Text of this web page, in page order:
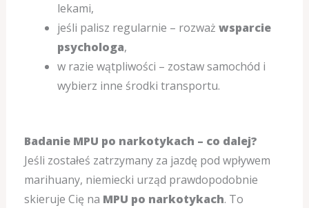
lekami,
jeśli palisz regularnie – rozważ wsparcie
psychologa,
w razie wątpliwości – zostaw samochód i
wybierz inne środki transportu.
Badanie MPU po narkotykach – co dalej?
Jeśli zostałeś zatrzymany za jazdę pod wpływem
marihuany, niemiecki urząd prawdopodobnie
skieruje Cię na MPU po narkotykach. To